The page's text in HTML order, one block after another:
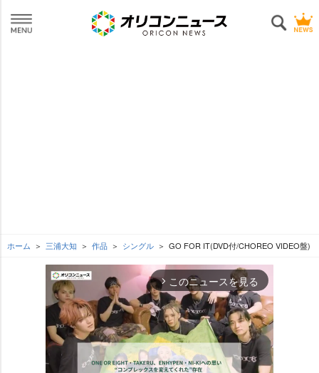
ホーム 三浦大知 作品 シングル GO FOR IT(DVD付/CHOREO VIDEO盤)
arrow_forward_ios このニュースを見る